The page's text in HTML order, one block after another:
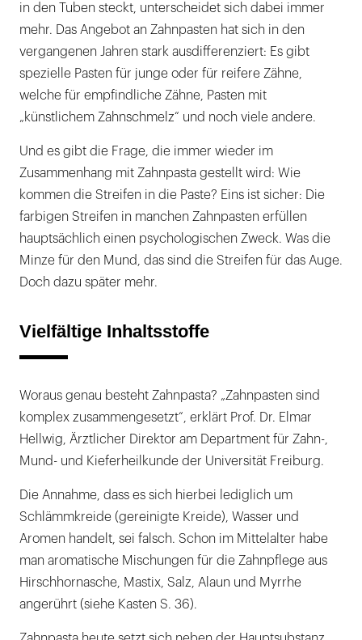
in den Tuben steckt, unterscheidet sich dabei immer
mehr. Das Angebot an Zahnpasten hat sich in den
vergangenen Jahren stark ausdifferenziert: Es gibt
spezielle Pasten für junge oder für reifere Zähne,
welche für empfindliche Zähne, Pasten mit
„künstlichem Zahnschmelz“ und noch viele andere.
Und es gibt die Frage, die immer wieder im
Zusammenhang mit Zahnpasta gestellt wird: Wie
kommen die Streifen in die Paste? Eins ist sicher: Die
farbigen Streifen in manchen Zahnpasten erfüllen
hauptsächlich einen psychologischen Zweck. Was die
Minze für den Mund, das sind die Streifen für das Auge.
Doch dazu später mehr.
Vielfältige Inhaltsstoffe
Woraus genau besteht Zahnpasta? „Zahnpasten sind
komplex zusammengesetzt“, erklärt Prof. Dr. Elmar
Hellwig, Ärztlicher Direktor am Department für Zahn-,
Mund- und Kieferheilkunde der Universität Freiburg.
Die Annahme, dass es sich hierbei lediglich um
Schlämmkreide (gereinigte Kreide), Wasser und
Aromen handelt, sei falsch. Schon im Mittelalter habe
man aromatische Mischungen für die Zahnpflege aus
Hirschhornasche, Mastix, Salz, Alaun und Myrrhe
angerührt (siehe Kasten S. 36).